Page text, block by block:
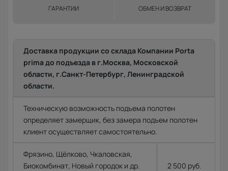
ГАРАНТИИ ОБМЕН И ВОЗВРАТ
Доставка продукции со склада Компании Porta
prima до подъезда в г.Москва, Московской
области, г.Санкт-Петербург, Ленинградской
области.
Техническую возможность подъема полотен
определяет замерщик, без замера подъем полотен
клиент осуществляет самостоятельно.
Фрязино, Щёлково, Чкаловская,
Биокомбинат, Новый городок и др.
2 500 руб.